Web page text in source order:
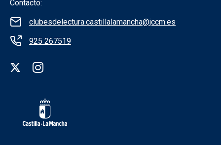
Contacto:
clubesdelectura.castillalamancha@jccm.es
925 267519
Redes sociales institución